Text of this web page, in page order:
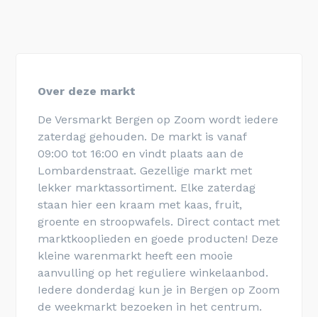
Over deze markt
De Versmarkt Bergen op Zoom wordt iedere
zaterdag gehouden. De markt is vanaf
09:00 tot 16:00 en vindt plaats aan de
Lombardenstraat. Gezellige markt met
lekker marktassortiment. Elke zaterdag
staan hier een kraam met kaas, fruit,
groente en stroopwafels. Direct contact met
marktkooplieden en goede producten! Deze
kleine warenmarkt heeft een mooie
aanvulling op het reguliere winkelaanbod.
Iedere donderdag kun je in Bergen op Zoom
de weekmarkt bezoeken in het centrum.